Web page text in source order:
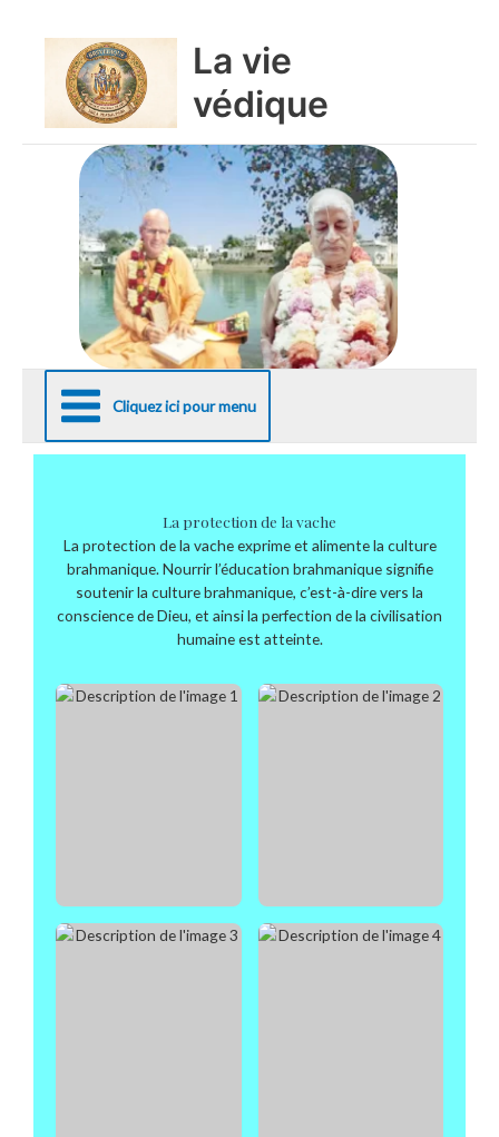
contenu
La vie
védique
Cliquez ici pour menu
La protection de la vache
La protection de la vache exprime et alimente la culture
brahmanique. Nourrir l’éducation brahmanique signifie
soutenir la culture brahmanique, c’est-à-dire vers la
conscience de Dieu, et ainsi la perfection de la civilisation
humaine est atteinte.